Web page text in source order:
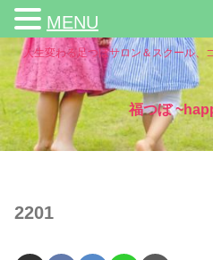
人生変わる足つぼサロン＆スクール、
福つぼ
2201
MENU